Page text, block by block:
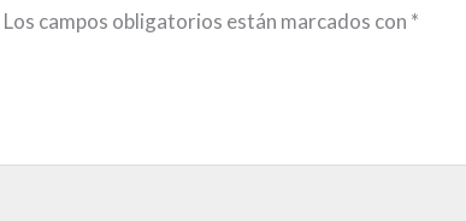
Los campos obligatorios están marcados con *